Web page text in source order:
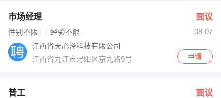
市场经理 面议
性别不限 经验不限
08-07
江西省天心泽科技有限公司
江西省九江市浔阳区京九路9号
申请
普工 面议